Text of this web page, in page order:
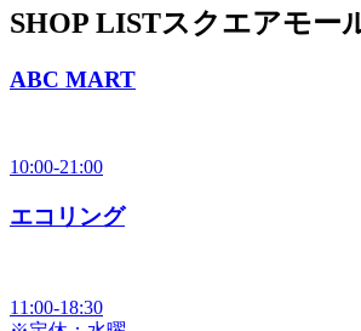
SHOP LISTスクエアモー
ABC MART
10:00-21:00
エコリング
11:00-18:30